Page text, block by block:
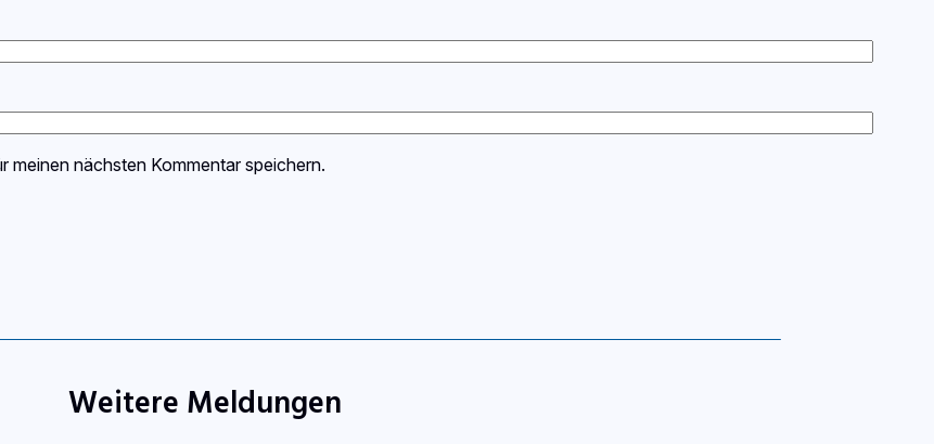
meinen nächsten Kommentar speichern.
Weitere Meldungen